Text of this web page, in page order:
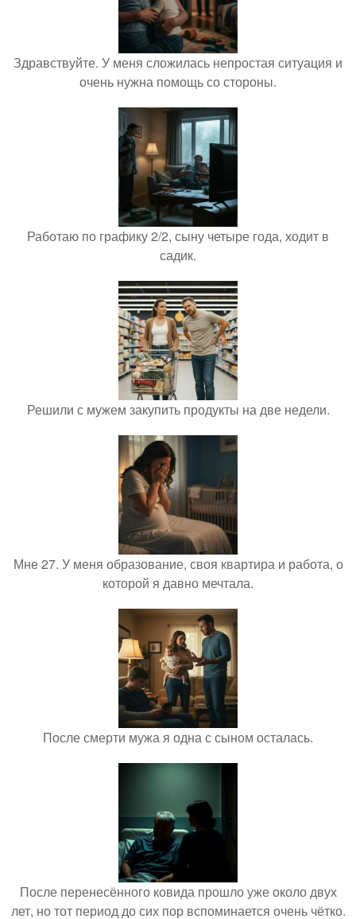
Здравствуйте. У меня сложилась непростая ситуация и
очень нужна помощь со стороны.
Работаю по графику 2/2, сыну четыре года, ходит в
садик.
Решили с мужем закупить продукты на две недели.
Мне 27. У меня образование, своя квартира и работа, о
которой я давно мечтала.
После смерти мужа я одна с сыном осталась.
После перенесённого ковида прошло уже около двух
лет, но тот период до сих пор вспоминается очень чётко.